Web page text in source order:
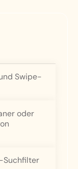
Swipe-
oder
Suchfilter